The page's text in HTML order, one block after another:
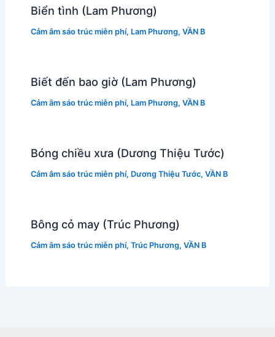
Biển tình (Lam Phương)
Cảm âm sáo trúc miễn phí, Lam Phương, VẦN B
Biết đến bao giờ (Lam Phương)
Cảm âm sáo trúc miễn phí, Lam Phương, VẦN B
Bóng chiều xưa (Dương Thiệu Tước)
Cảm âm sáo trúc miễn phí, Dương Thiệu Tước, VẦN B
Bông cỏ may (Trúc Phương)
Cảm âm sáo trúc miễn phí, Trúc Phương, VẦN B